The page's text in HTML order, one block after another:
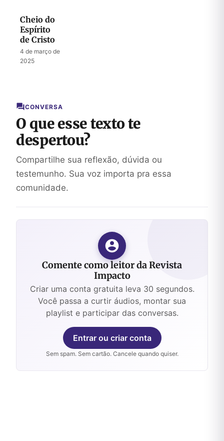
Cheio do
Espírito
de Cristo
4 de março de
2025
CONVERSA
O que esse texto te
despertou?
Compartilhe sua reflexão, dúvida ou
testemunho. Sua voz importa pra essa
comunidade.
Comente como leitor da Revista
Impacto
Criar uma conta gratuita leva 30 segundos.
Você passa a curtir áudios, montar sua
playlist e participar das conversas.
Entrar ou criar conta
Sem spam. Sem cartão. Cancele quando quiser.